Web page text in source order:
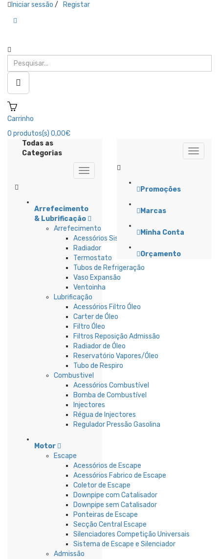
Iniciar sessão / Registar
Carrinho
0 produtos(s) 0,00€
Todas as
Categorias
Arrefecimento
& Lubrificação
Arrefecimento
Acessórios Sistema Refrigeração
Radiador
Termostato
Tubos de Refrigeração
Vaso Expansão
Ventoinha
Lubrificação
Acessórios Filtro Óleo
Carter de Óleo
Filtro Óleo
Filtros Reposição Admissão
Radiador de Óleo
Reservatório Vapores/Óleo
Tubo de Respiro
Combustivel
Acessórios Combustível
Bomba de Combustível
Injectores
Régua de Injectores
Regulador Pressão Gasolina
Motor
Escape
Acessórios de Escape
Acessórios Fabrico de Escape
Coletor de Escape
Downpipe com Catalisador
Downpipe sem Catalisador
Ponteiras de Escape
Secção Central Escape
Silenciadores Competição Universais
Sistema de Escape e Silenciador
Admissão
Promoções
Marcas
Minha Conta
Orçamento